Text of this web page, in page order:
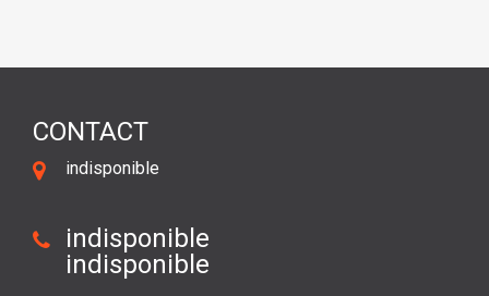
CONTACT
indisponible
indisponible
indisponible